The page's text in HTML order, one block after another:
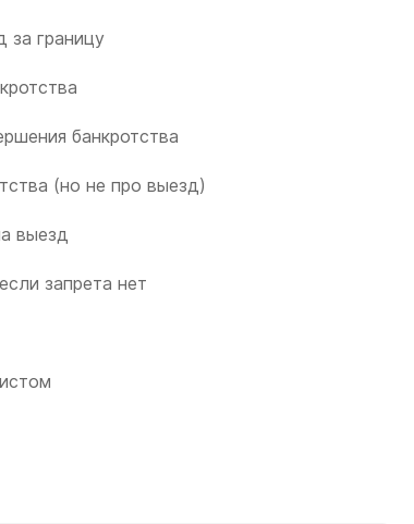
за границу
банкротства
(но не про выезд)
выезд
запрета нет